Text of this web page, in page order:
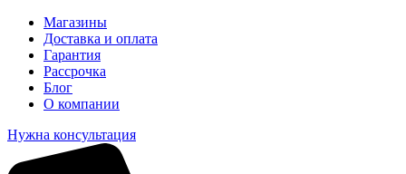
Магазины
Доставка и оплата
Гарантия
Рассрочка
Блог
О компании
Нужна консультация